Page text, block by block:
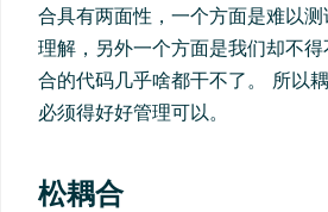
合具有两面性，一个方面是难以
理解，另外一个方面是我们却不
合的代码几乎啥都干不了。 所以
必须得好好管理可以。
松耦合